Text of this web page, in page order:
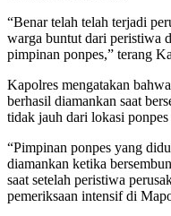
“Benar telah telah terjadi
warga buntut dari peristiwa
pimpinan ponpes,” terang
Kapolres mengatakan
berhasil diamankan saat
tidak jauh dari lokasi
“Pimpinan ponpes yang
diamankan ketika
saat setelah peristiwa
pemeriksaan intensif di